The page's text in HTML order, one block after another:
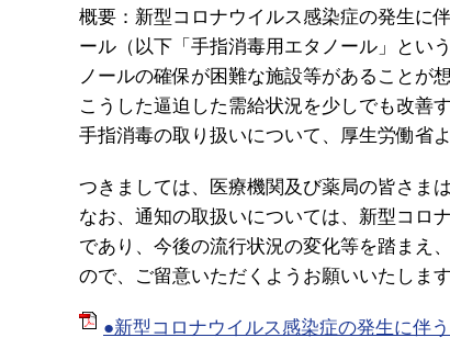
概要：新型コロナウイルス感染症の発生に
ール（以下「手指消毒用エタノール」とい
ノールの確保が困難な施設等があることが
こうした逼迫した需給状況を少しでも改善
手指消毒の取り扱いについて、厚生労働省
つきましては、医療機関及び薬局の皆さま
なお、通知の取扱いについては、新型コロ
であり、今後の流行状況の変化等を踏まえ
ので、ご留意いただくようお願いいたします
●新型コロナウイルス感染症の発生に伴